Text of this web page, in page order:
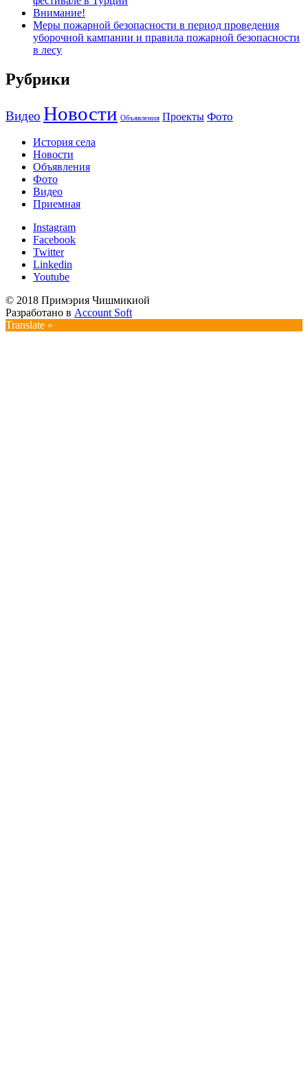
Внимание!
Меры пожарной безопасности в период проведения
уборочной кампании и правила пожарной безопасности
в лесу
Рубрики
Видео Новости Объявления Проекты Фото
История села
Новости
Объявления
Фото
Видео
Приемная
Instagram
Facebook
Twitter
Linkedin
Youtube
© 2018 Примэрия Чишмикиой
Разработано в Account Soft
Translate »